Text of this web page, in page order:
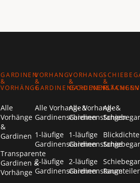
GARDINEN
&
VORHÄNGE
Alle
Vorhänge
&
Gardinen
Transparente
Gardinen &
Vorhänge
VORHANG-
&
GARDINENSCHIENEN
Alle Vorhang- &
Gardinenschienen
1-läufige
Gardinenschienen
2-läufige
Gardinenschienen
VORHANG-
&
GARDINENSTANGEN
Alle Vorhang- &
Gardinenstangen
1-läufige
Gardinenstange
2-läufige
Gardinenstange
&
Alle
Blickdichte
Raumteiler